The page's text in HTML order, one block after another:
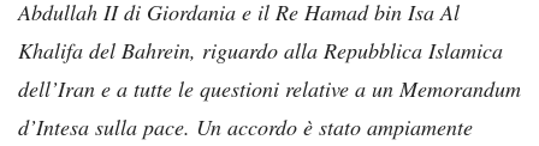
Abdullah II di Giordania e il Re Hamad bin Isa Al
Khalifa del Bahrein, riguardo alla Repubblica Islamica
dell’Iran e a tutte le questioni relative a un Memorandum
d’Intesa sulla pace. Un accordo è stato ampiamente